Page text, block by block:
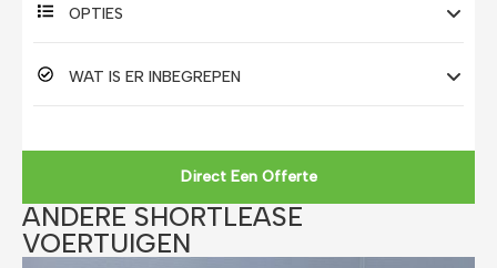
OPTIES
WAT IS ER INBEGREPEN
Direct Een Offerte
ANDERE SHORTLEASE
VOERTUIGEN​